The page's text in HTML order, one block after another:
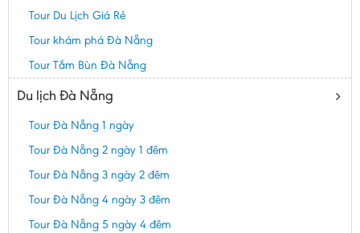
Tour Du Lịch Giá Rẻ
Tour khám phá Đà Nẵng
Tour Tắm Bùn Đà Nẵng
Du lịch Đà Nẵng
Tour Đà Nẵng 1 ngày
Tour Đà Nẵng 2 ngày 1 đêm
Tour Đà Nẵng 3 ngày 2 đêm
Tour Đà Nẵng 4 ngày 3 đêm
Tour Đà Nẵng 5 ngày 4 đêm